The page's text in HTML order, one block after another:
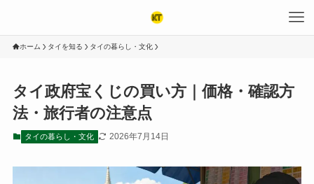
ホーム タイを知る タイの暮らし・文化
タイ政府宝くじの買い方｜価格・確認方
法・旅行者の注意点
タイの暮らし・文化 2026年7月14日